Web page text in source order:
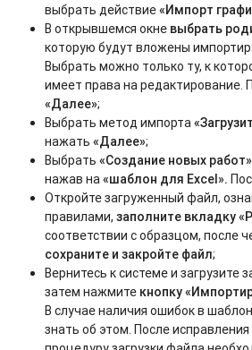
выбрать действие«Импорт
В открывшемся окне выбрать
которую будут вложены
Выбрать можно только ту, к
имеет права на редактирование.
«Далее»;
Выбрать метод импорта«
нажать«Далее»;
Выбрать «Создание новых работ»
нажав на«шаблон для Excel».
Откройте загруженный файл,
правилами,заполните вкладку«
соответствии с образцом, после
сохраните и закройте файл;
Вернитесь к системе и загрузите
затем нажмите кнопку
В случае наличия ошибок в
знать об этом. После